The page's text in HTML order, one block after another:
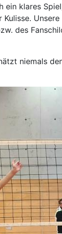
klares
des
niemals